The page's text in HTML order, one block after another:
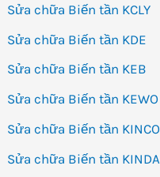
Sửa chữa Biến tần KCLY
Sửa chữa Biến tần KDE
Sửa chữa Biến tần KEB
Sửa chữa Biến tần KEWO
Sửa chữa Biến tần KINCO
Sửa chữa Biến tần KINDA